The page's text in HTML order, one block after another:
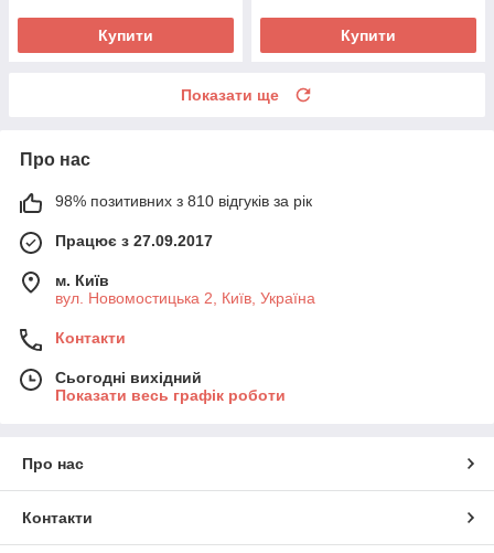
Купити Купити
Показати ще
Про нас
98% позитивних з 810 відгуків за рік
Працює з 27.09.2017
м. Київ
вул. Новомостицька 2, Київ, Україна
Контакти
Сьогодні вихідний
Показати весь графік роботи
Про нас
Контакти